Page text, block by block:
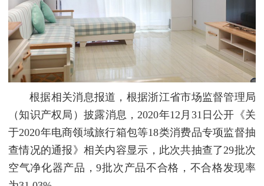
根据相关消息报道，根据浙江省市场监督管理局
（知识产权局）披露消息，2020年12月31日公开《关
于2020年电商领域旅行箱包等18类消费品专项监督抽
查情况的通报》相关内容显示，此次共抽查了29批次
空气净化器产品，9批次产品不合格，不合格发现率